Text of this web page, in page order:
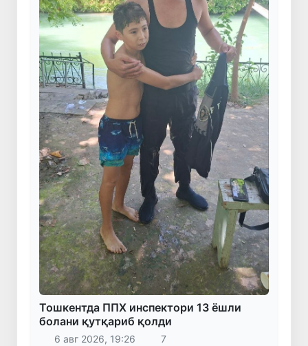
Тошкентда ППХ инспектори 13 ёшли
болани қутқариб қолди
6 авг 2026, 19:26 7